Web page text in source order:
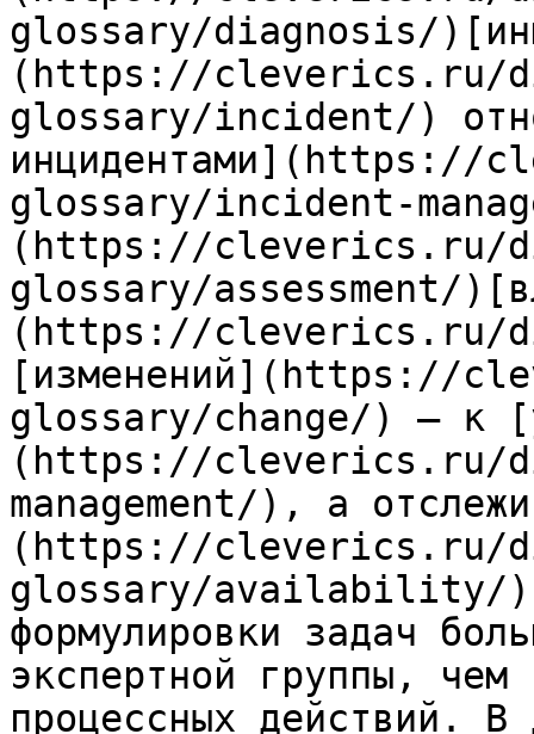
glossary/diagnosis/
(https://cleverics.ru/
glossary/incident/)
glossary/incident-
(https://cleverics.ru/
glossary/assessment/
(https://cleverics.ru/
[изменений](https://
glossary/change/) — к
(https://cleverics.ru/
management/), а
(https://cleverics.ru/
glossary/availability/)
формулировки задач
экспертной группы, чем
процессных действий.